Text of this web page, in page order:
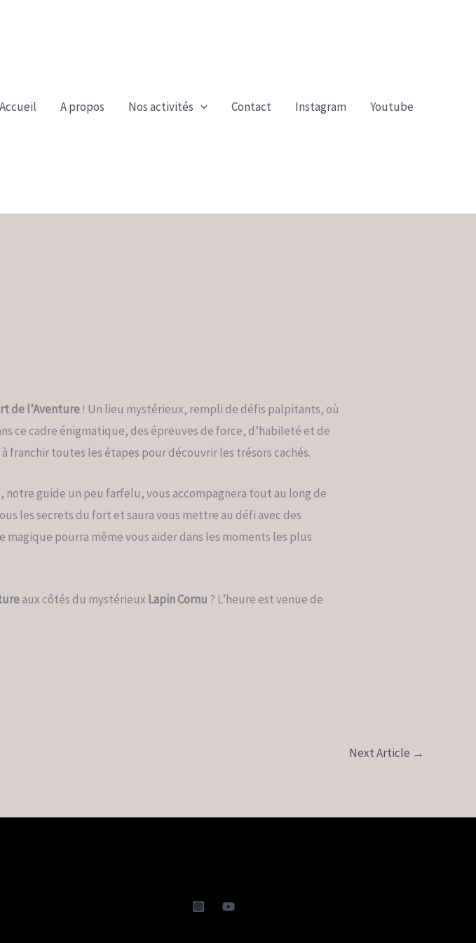
Accueil A propos Nos activités Contact Instagram Youtube
de l’Aventure! Un lieu mystérieux, rempli de défis palpitants, où
ce cadre énigmatique, des épreuves de force, d’habileté et de
toutes les étapes pour découvrir les trésors cachés.
, notre guide un peu farfelu, vous accompagnera tout au long de
les secrets du fort et saura vous mettre au défi avec des
magique pourra même vous aider dans les moments les plus
aux côtés du mystérieux Lapin Cornu ? L’heure est venue de
Next Article →